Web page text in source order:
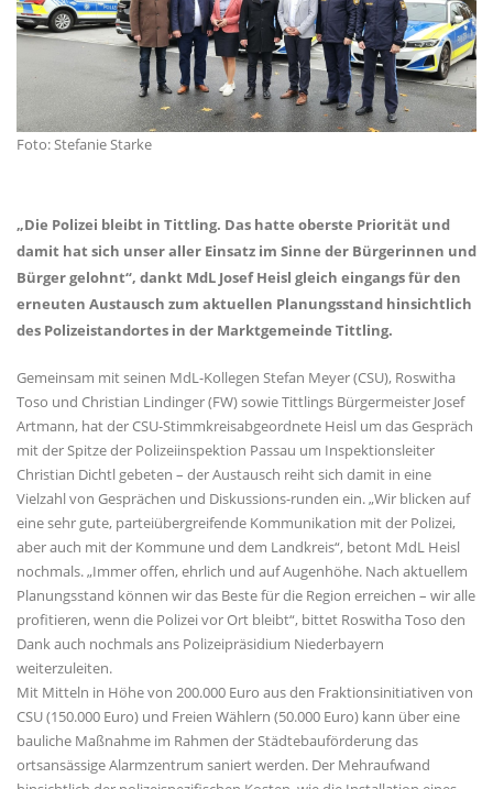
Foto: Stefanie Starke
Die Polizei bleibt in Tittling. Das hatte oberste Priorität und
damit hat sich unser aller Einsatz im Sinne der Bürgerinnen und
Bürger gelohnt“, dankt MdL Josef Heisl gleich eingangs für den
erneuten Austausch zum aktuellen Planungsstand hinsichtlich
des Polizeistandortes in der Marktgemeinde Tittling.
Gemeinsam mit seinen MdL-Kollegen Stefan Meyer (CSU), Roswitha
Toso und Christian Lindinger (FW) sowie Tittlings Bürgermeister Josef
Artmann, hat der CSU-Stimmkreisabgeordnete Heisl um das Gespräch
mit der Spitze der Polizeiinspektion Passau um Inspektionsleiter
Christian Dichtl gebeten – der Austausch reiht sich damit in eine
Vielzahl von Gesprächen und Diskussions-runden ein. „Wir blicken auf
eine sehr gute, parteiübergreifende Kommunikation mit der Polizei,
aber auch mit der Kommune und dem Landkreis“, betont MdL Heisl
nochmals. „Immer offen, ehrlich und auf Augenhöhe. Nach aktuellem
Planungsstand können wir das Beste für die Region erreichen – wir alle
profitieren, wenn die Polizei vor Ort bleibt“, bittet Roswitha Toso den
Dank auch nochmals ans Polizeipräsidium Niederbayern
weiterzuleiten.
Mit Mitteln in Höhe von 200.000 Euro aus den Fraktionsinitiativen von
CSU (150.000 Euro) und Freien Wählern (50.000 Euro) kann über eine
bauliche Maßnahme im Rahmen der Städtebauförderung das
ortsansässige Alarmzentrum saniert werden. Der Mehraufwand